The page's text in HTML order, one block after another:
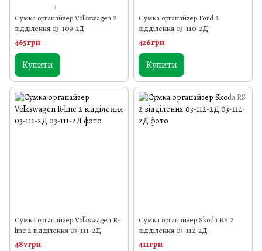
1
Сумка органайзер Volkswagen 2
відділення 03-109-2Д
465 грн
Купити
Сумка органайзер Ford 2
відділення 03-110-2Д
426 грн
Купити
Сумка органайзер Volkswagen R-
line 2 відділення 03-111-2Д
487 грн
Сумка органайзер Skoda RS 2
відділення 03-112-2Д
411 грн